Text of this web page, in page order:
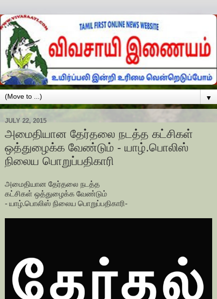
▼
JULY 22, 2015
அமைதியான தேர்தலை நடத்த கட்சிகள்
ஒத்துழைக்க வேண்டும் - யாழ்.பொலிஸ்
நிலைய பொறுப்பதிகாரி
அமைதியான தேர்தலை நடத்த
கட்சிகள் ஒத்துழைக்க வேண்டும்
- யாழ்.பொலிஸ் நிலைய பொறுப்பதிகாரி-